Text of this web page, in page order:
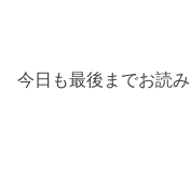
今日も最後までお読